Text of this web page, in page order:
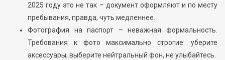
2025 году это не так – документ оформляют и по месту
пребывания, правда, чуть медленнее.
Фотография на паспорт – неважная формальность.
Требования к фото максимально строгие: уберите
аксессуары, выберите нейтральный фон, не улыбайтесь.